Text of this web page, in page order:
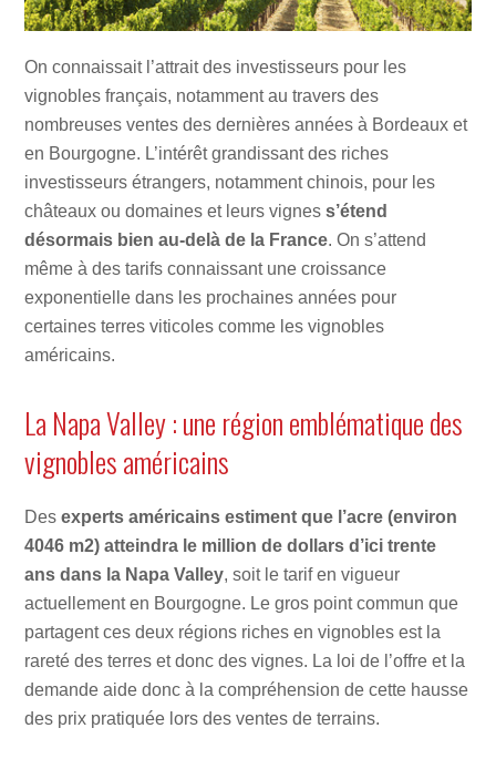
On connaissait l’attrait des investisseurs pour les
vignobles français, notamment au travers des
nombreuses ventes des dernières années à Bordeaux et
en Bourgogne. L’intérêt grandissant des riches
investisseurs étrangers, notamment chinois, pour les
châteaux ou domaines et leurs vignes s’étend
désormais bien au-delà de la France. On s’attend
même à des tarifs connaissant une croissance
exponentielle dans les prochaines années pour
certaines terres viticoles comme les vignobles
américains.
La Napa Valley : une région emblématique des
vignobles américains
Desexperts américains estiment que l’acre (environ
4046 m2) atteindra le million de dollars d’ici trente
ans dans la Napa Valley, soit le tarif en vigueur
actuellement en Bourgogne. Le gros point commun que
partagent ces deux régions riches en vignobles est la
rareté des terres et donc des vignes. La loi de l’offre et la
demande aide donc à la compréhension de cette hausse
des prix pratiquée lors des ventes de terrains.